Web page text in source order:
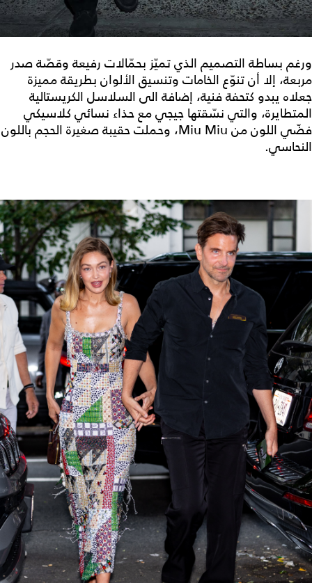
ورغم بساطة التصميم الذي تميّز بحمّالات رفيعة وقصّة صدر
مربعة، إلا أن تنوّع الخامات وتنسيق الألوان بطريقة مميزة
جعلاه يبدو كتحفة فنية، إضافة الى السلاسل الكريستالية
المتطايرة، والتي نسّقتها جيجي مع حذاء نسائي كلاسيكي
فضّي اللون من Miu Miu، وحملت حقيبة صغيرة الحجم باللون
النحاسي.